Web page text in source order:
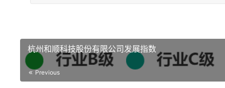
杭州和顺科技股份有限公司发展指数
Previous